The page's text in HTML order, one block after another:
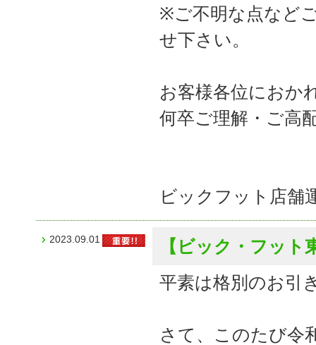
※ご不明な点など
せ下さい。
お客様各位におか
何卒ご理解・ご高
ビックフット店舗
2023.09.01
【ビック・フッ
平素は格別のお引
さて、このたび令